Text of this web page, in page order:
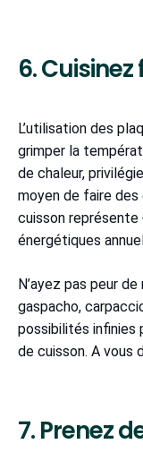
6. Cuisinez
L’utilisation des
grimper la
de chaleur,
moyen de faire des
cuisson représente
énergétiques
N’ayez pas peur
gaspacho,
possibilités infinies
de cuisson. A vous
7. Prenez